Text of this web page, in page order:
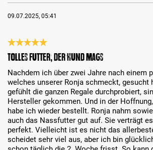
09.07.2025, 05:41
Bewertung mit 5 von 5 Sternen
Tolles Futter, der Hund mags
Nachdem ich über zwei Jahre nach einem
welches unserer Ronja schmeckt, gesucht
gefühlt die ganzen Regale durchprobiert,
Hersteller gekommen. Und in der
habe ich wieder bestellt. Ronja nahm
auch das Nassfutter gut auf. Sie verträgt
perfekt. Vielleicht ist es nicht das
scheidet sehr viel aus, aber ich bin